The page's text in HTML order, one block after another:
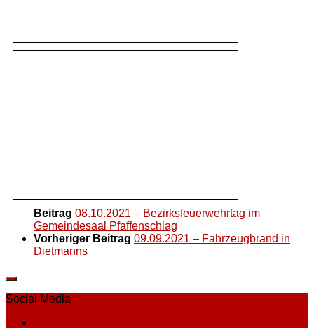
Beitrag 08.10.2021 – Bezirksfeuerwehrtag im
Gemeindesaal Pfaffenschlag
Vorheriger Beitrag 09.09.2021 – Fahrzeugbrand in
Dietmanns
Social Media